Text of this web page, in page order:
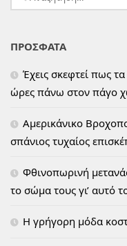
για:
ΠΡΟΣΦΑΤΑ
Έχεις σκεφτεί πως
ώρες πάνω στον πάγο
Αμερικάνικο
σπάνιος τυχαίος
Φθινοπωρινή
το σώμα τους γι’ αυτό
H γρήγορη μόδα